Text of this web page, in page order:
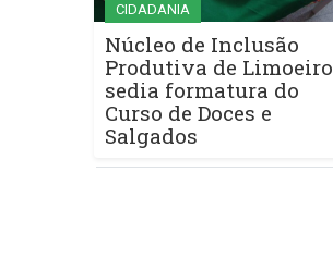
CIDADANIA
Núcleo de Inclusão
Produtiva de Limoeiro
sedia formatura do
Curso de Doces e
Salgados